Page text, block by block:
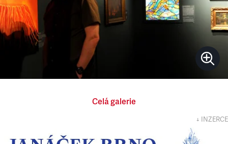
Celá galerie
↓ INZERCE